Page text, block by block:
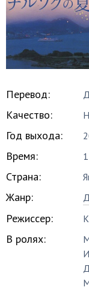
Перевод:
Качество:
Год выхода:
Время:
Страна:
Жанр:
Режиссер:
В ролях: